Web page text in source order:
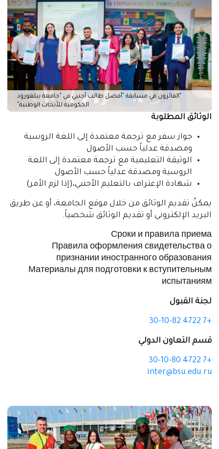
"الفائزون في مسابقة "أفضل طالب أجنبي في "جامعة بيلغورود
الحكومية للأبحاث الوطنية"
الوثائق المطلوبة
جواز سفر مع ترجمة معتمدة إلى اللغة الروسية
ومصدقة عدلياً حسب الأصول
الوثيقة التعليمية مع ترجمة معتمدة إلى اللغة
الروسية ومصدقة عدلياً حسب الأصول
شهادة الإعتراف بالتعليم الأجنبي،(إذا لزم الأمر)
يمكنُ تقديم الوثائق من خلال موقع الجامعة، أو عن طريق
البريد الإلكتروني أو تقديم الوثائق شخصياً.
Сроки и правила приема
Правила оформления свидетельства о
признании иностранного образования
Материалы для подготовки к вступительным
испытаниям
لجنة القبول
+7 4722 30-10-82
قسم التعاون الدولي
+7 4722 30-10-80
inter@bsu.edu.ru